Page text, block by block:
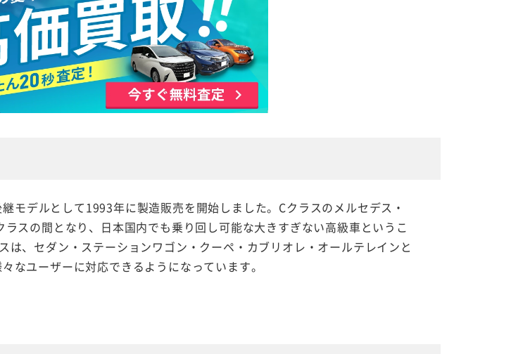
モデルとして1993年に製造販売を開始しました。Cクラスのメルセデス・
スの間となり、日本国内でも乗り回し可能な大きすぎない高級車というこ
は、セダン・ステーションワゴン・クーペ・カブリオレ・オールテレインと
なユーザーに対応できるようになっています。